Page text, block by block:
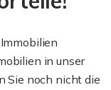
in unser
Sie noch nicht die